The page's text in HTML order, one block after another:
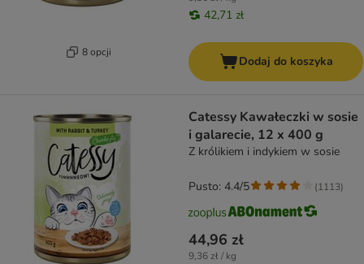
8 opcji
42,71 zł
Dodaj do koszyka
Catessy Kawałeczki w sosie
i galarecie, 12 x 400 g
Z królikiem i indykiem w sosie
44,96 zł
9,36 zł / kg
Pusto: 4.4/5 (1113)